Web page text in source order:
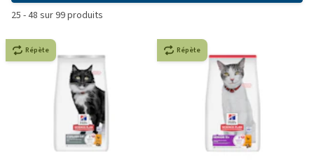
25 -48 sur99produits
Répète Répète